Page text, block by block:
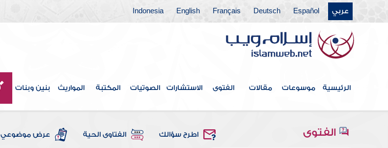
عربي Español
Deutsch
Français
English
Indonesia
الرئيسية موسوعات مقالات الفتوى الاستشارات الصوتيات المكتبة المواريث بنين وبنات
الفتوى اطرح سؤالك الفتاوى الحية عرض موضوعي